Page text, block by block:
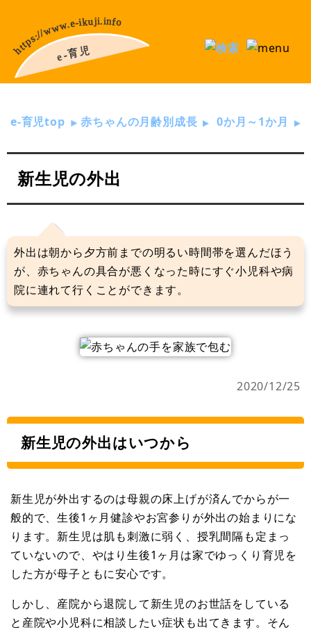
e-育児top 赤ちゃんの月齢別成長 0か月～1か月
新生児の外出
外出は朝から夕方前までの明るい時間帯を選んだほう
が、赤ちゃんの具合が悪くなった時にすぐ小児科や病
院に連れて行くことができます。
2020/12/25
新生児の外出はいつから
新生児が外出するのは母親の床上げが済んでからが一
般的で、生後1ヶ月健診やお宮参りが外出の始まりにな
ります。新生児は肌も刺激に弱く、授乳間隔も定まっ
ていないので、やはり生後1ヶ月は家でゆっくり育児を
した方が母子ともに安心です。
しかし、産院から退院して新生児のお世話をしている
と産院や小児科に相談したい症状も出てきます。そん